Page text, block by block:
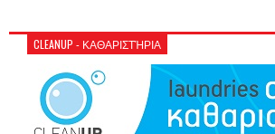
CLEANUP - ΚΑΘΑΡΙΣΤΉΡΙΑ